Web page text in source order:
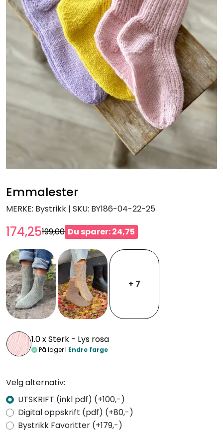
Emmalester
MERKE: Bystrikk | SKU: BY186-04-22-25
174,25199,00 Du sparer: 24,75
+ 7
1.0 xSterk - Lys rosa
På lager | Endre farge
Velg alternativ:
UTSKRIFT (inkl pdf) (+100,-)
Digital oppskrift (pdf) (+80,-)
Bystrikk Favoritter (+179,-)